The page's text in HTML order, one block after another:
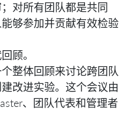
对所有团队都是共同
够参加并贡献有效检验
顾。
整体回顾来讨论跨团队
改进实验。这个会议由
、团队代表和管理者